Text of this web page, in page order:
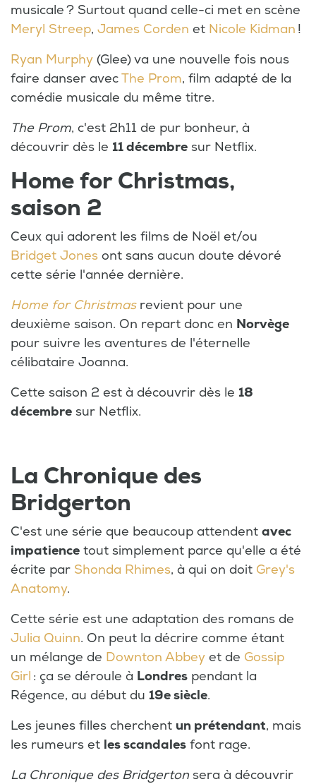
musicale ? Surtout quand celle-ci met en scène
Meryl Streep, James Corden et Nicole Kidman !
Ryan Murphy (Glee) va une nouvelle fois nous
faire danser avecThe Prom, film adapté de la
comédie musicale du même titre.
The Prom, c'est 2h11 de pur bonheur, à
découvrir dès le 11 décembre sur Netflix.
Home for Christmas,
saison 2
Ceux qui adorent les films de Noël et/ou
Bridget Jones ont sans aucun doute dévoré
cette série l'année dernière.
Home for Christmasrevient pour une
deuxième saison. On repart donc en Norvège
pour suivre les aventures de l'éternelle
célibataire Joanna.
Cette saison 2 est à découvrir dès le 18
décembre sur Netflix.
La Chronique des
Bridgerton
C'est une série que beaucoup attendent avec
impatience tout simplement parce qu'elle a été
écrite par Shonda Rhimes, à qui on doit Grey's
Anatomy.
Cette série est une adaptation des romans de
Julia Quinn. On peut la décrire comme étant
un mélange de Downton Abbey et de Gossip
Girl : ça se déroule à Londres pendant la
Régence, au début du 19e siècle.
Les jeunes filles cherchent un prétendant, mais
les rumeurs et les scandales font rage.
La Chronique des Bridgerton sera à découvrir